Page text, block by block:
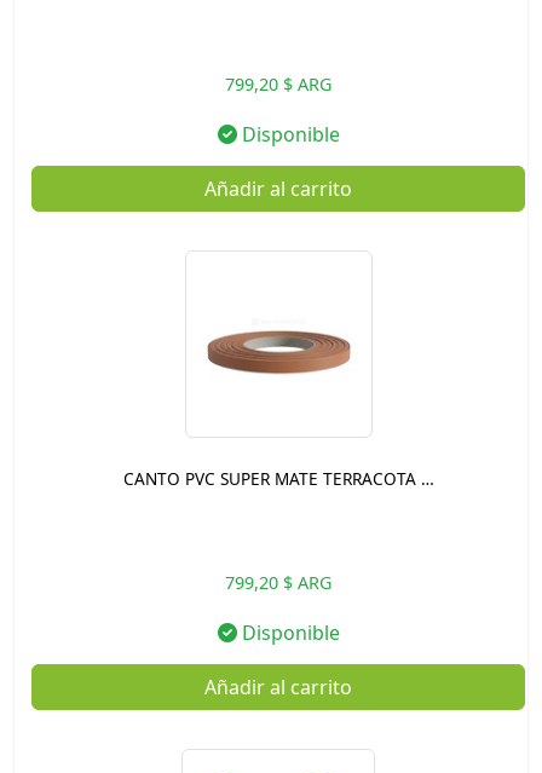
799,20 $ ARG
Disponible
Añadir al carrito
CANTO PVC SUPER MATE TERRACOTA …
799,20 $ ARG
Disponible
Añadir al carrito